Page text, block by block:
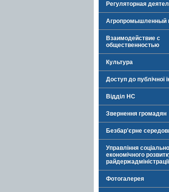
Регуляторная
Агропромышленный
Взаимодействие с
общественностью
Культура
Доступ до публічної
Відділ НС
Звернення громадян
Безбар'єрне
Управління
економічного
райдержадміністрації
Фотогалерея